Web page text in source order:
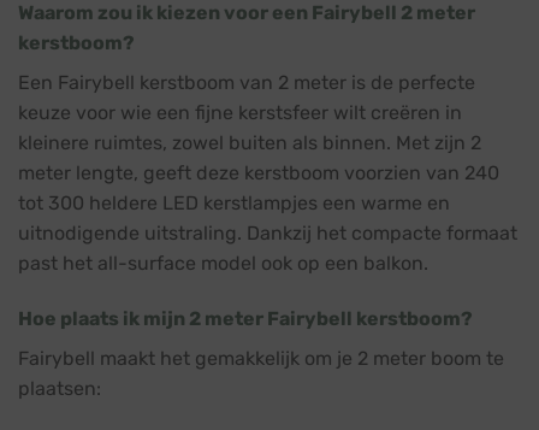
Waarom zou ik kiezen voor een Fairybell 2 meter
kerstboom?
Een Fairybell kerstboom van 2 meter is de perfecte
keuze voor wie een fijne kerstsfeer wilt creëren in
kleinere ruimtes, zowel buiten als binnen. Met zijn 2
meter lengte, geeft deze kerstboom voorzien van 240
tot 300 heldere LED kerstlampjes een warme en
uitnodigende uitstraling. Dankzij het compacte formaat
past het all-surface model ook op een balkon.
Hoe plaats ik mijn 2 meter Fairybell kerstboom?
Fairybell maakt het gemakkelijk om je 2 meter boom te
plaatsen: